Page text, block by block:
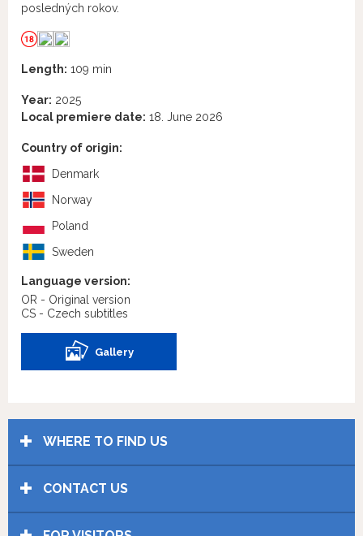
posledných rokov.
Length: 109 min
Year: 2025
Local premiere date: 18. June 2026
Country of origin:
Denmark
Norway
Poland
Sweden
Language version:
OR - Original version
CS - Czech subtitles
Gallery
WHERE TO FIND US
CONTACT US